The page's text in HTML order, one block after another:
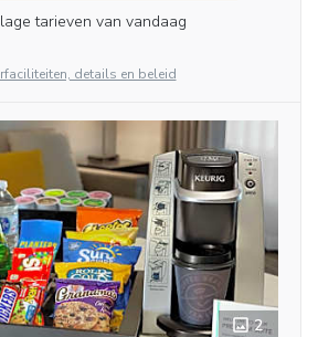
tarieven van vandaag
details en beleid
2